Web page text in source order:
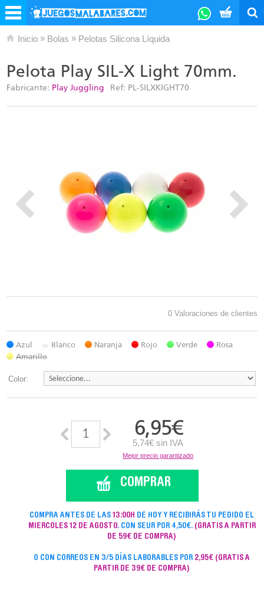
Inicio » Bolas » Pelotas Silicona Líquida
Pelota Play SIL-X Light 70mm.
Fabricante: Play Juggling Ref: PL-SILXKIGHT70
0 Valoraciones de clientes
Azul Blanco Naranja Rojo Verde
Rosa
Amarillo
Color:
6,95€
5,74€ sin IVA
Mejor precio garantizado
COMPRAR
COMPRA ANTES DE LAS13:00H DE HOY Y RECIBIRÁS TU PEDIDO EL
MIERCOLES 12 DE AGOSTO. CON SEUR POR 4,50€. (GRATIS A PARTIR
DE 59€ DE COMPRA)
O CON CORREOS EN 3/5 DÍAS LABORABLES POR 2,95€ (GRATIS A
PARTIR DE 39€ DE COMPRA)